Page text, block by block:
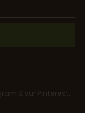
& sur Pinterest.